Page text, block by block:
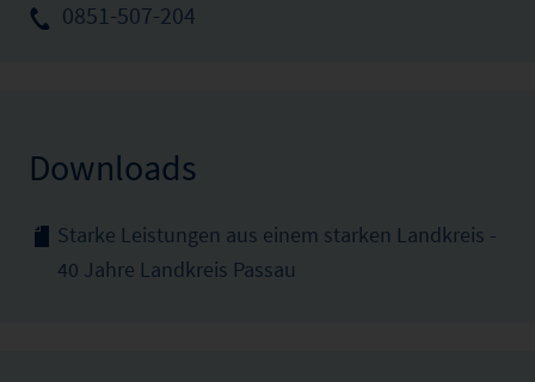
0851-507-204
Downloads
Starke Leistungen aus einem starken Landkreis -
40 Jahre Landkreis Passau